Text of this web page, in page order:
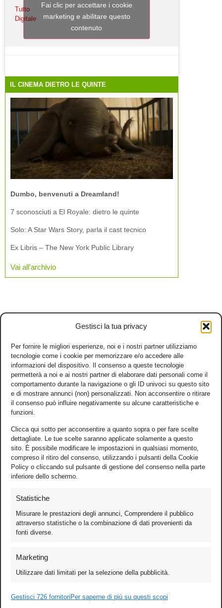
Gestisci la tua privacy
Per fornire le migliori esperienze, noi e i nostri partner utilizziamo
tecnologie come i cookie per memorizzare e/o accedere alle
informazioni del dispositivo. Il consenso a queste tecnologie
permetterà a noi e ai nostri partner di elaborare dati personali come il
comportamento durante la navigazione o gli ID univoci su questo sito
e di mostrare annunci (non) personalizzati. Non acconsentire o ritirare
il consenso può influire negativamente su alcune caratteristiche e
funzioni.
Clicca qui sotto per acconsentire a quanto sopra o per fare scelte
dettagliate. Le tue scelte saranno applicate solamente a questo
sito. È possibile modificare le impostazioni in qualsiasi momento,
compreso il ritiro del consenso, utilizzando i pulsanti della Cookie
Policy o cliccando sul pulsante di gestione del consenso nella parte
inferiore dello schermo.
Statistiche
Misurare le prestazioni degli annunci, Comprendere il pubblico
attraverso statistiche o la combinazione di dati provenienti da
fonti diverse.
Marketing
Utilizzare dati limitati per la selezione della pubblicità.
Gestisci 726 fornitori Per saperne di più su questi scopi
Tutto
Digitale
Fai clic per accettare i cookie
marketing e abilitare questo
contenuto
IL CINEMA DIETRO LE QUINTE
Dumbo, benvenuti a Dreamland!
7 sconosciuti a El Royale: dietro le quinte
Solo: A Star Wars Story, parla il cast tecnico
Ex Libris – The New York Public Library
Vai all'archivio
Games